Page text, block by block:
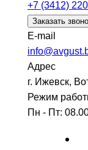
+7 (3412)
Заказать
E-mail
Адрес
г. Ижевск,
Режим
Пн - Пт: